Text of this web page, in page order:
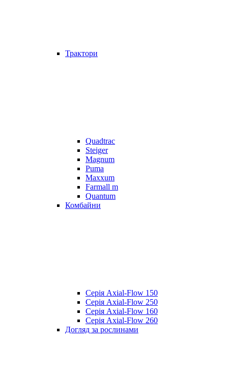
Трактори
Quadtrac
Steiger
Magnum
Puma
Maxxum
Farmall m
Quantum
Комбайни
Серія Axial-Flow 150
Серія Axial-Flow 250
Серія Axial-Flow 160
Серія Axial-Flow 260
Догляд за рослинами